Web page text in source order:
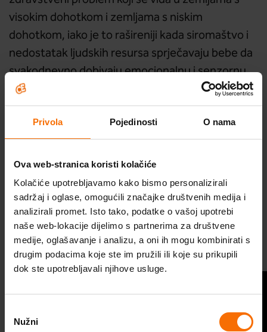
Privola Pojedinosti O nama
Ova web-stranica koristi kolačiće
Kolačiće upotrebljavamo kako bismo personalizirali
sadržaj i oglase, omogućili značajke društvenih medija i
analizirali promet. Isto tako, podatke o vašoj upotrebi
naše web-lokacije dijelimo s partnerima za društvene
medije, oglašavanje i analizu, a oni ih mogu kombinirati s
drugim podacima koje ste im pružili ili koje su prikupili
dok ste upotrebljavali njihove usluge.
pristanka
Nužni
Škola optimističnog roditeljstva
Probudi optimizam
Program za optimizam
Videosavjeti
visokim dohotkom i zemljama s niskim
dohotkom, iako je to rašireniji kada siromaštvo i
nedostatak ljudskih resursa sprječavaju bebe da
svakodnevno dobivaju emocionalnu i senzornu
stimulaciju (ili ljubav).
Manjak ljubavi = manjak rasta
nedostatak ljubavi, tjelesni rast usporava ili se
zaustavlja. Tijelo ulazi u način preživljavanja gdje
se vitalne, osnovne fiziološke funkcije čuvaju po
cijenu tjelesnog, mentalnog i socijalnog razvoja.
Što je dijete duže u načinu preživljavanja, učinci
će biti trajniji i negativniji. Jednom kad se dijete
usvoji i poveća količina ljubavi, njege i stimulacije,
tijelo prestaje biti u načinu preživljavanja i počet
će se oporavljati.